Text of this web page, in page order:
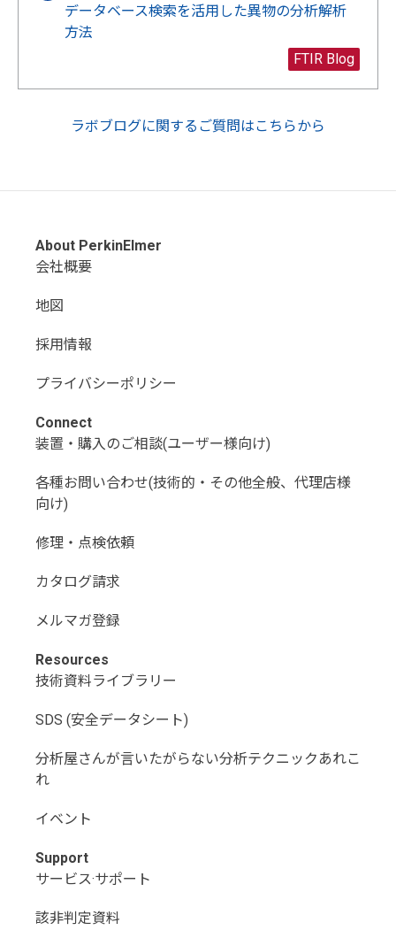
データベース検索を活用した異物の分析解析
方法
FTIR Blog
ラボブログに関するご質問はこちらから
About PerkinElmer
会社概要
地図
採用情報
プライバシーポリシー
Connect
装置・購入のご相談(ユーザー様向け)
各種お問い合わせ(技術的・その他全般、代理店様
向け)
修理・点検依頼
カタログ請求
メルマガ登録
Resources
技術資料ライブラリー
SDS (安全データシート)
分析屋さんが言いたがらない分析テクニックあれこ
れ
イベント
Support
サービス·サポート
該非判定資料